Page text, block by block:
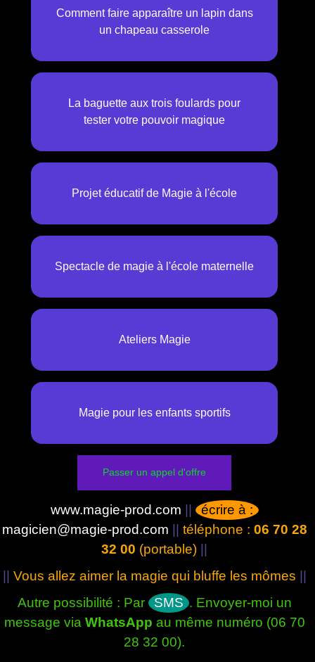
Comment faire apparaître un lapin dans
un chapeau casserole
La baguette aux trois foulards pour
tester votre pouvoir magique
Projet éducatif de Magie à l'école
Spectacle de magie à l'école maternelle
Ateliers Magie
Magie pour les enfants sportifs
Passer un appel d'offre
www.magie-prod.com
écrire à :
magicien@magie-prod.com
téléphone : 06 70 28
32 00 (portable)
Vous allez aimer la magie qui bluffe les mômes
Autre possibilité : Par
SMS . Envoyer-moi un
message via WhatsApp au même numéro (06 70
28 32 00).